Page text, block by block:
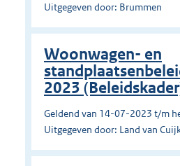
Uitgegeven door: Brummen
Woonwagen- en
2023
Geldend van 14-07-2023 t/m
Uitgegeven door: Land van